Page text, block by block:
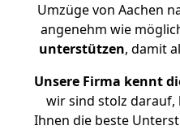
Umzüge von Aachen
angenehm wie
unterstützen, damit
Unsere Firma kennt
wir sind stolz darauf,
Ihnen die beste